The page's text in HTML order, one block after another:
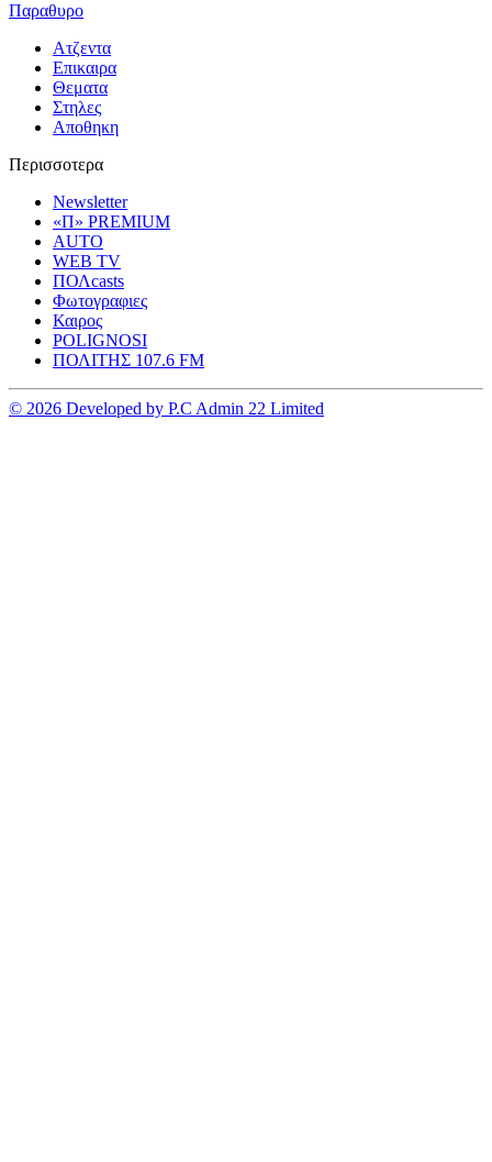
Παραθυρο
Ατζεντα
Επικαιρα
Θεματα
Στηλες
Αποθηκη
Περισσοτερα
Newsletter
«Π» PREMIUM
AUTO
WEB TV
ΠΟΛcasts
Φωτογραφιες
Καιρος
POLIGNOSI
ΠΟΛΙΤΗΣ 107.6 FM
© 2026 Developed by P.C Admin 22 Limited